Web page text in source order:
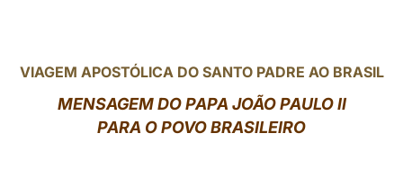
VIAGEM APOSTÓLICA DO SANTO PADRE AO BRASIL
MENSAGEM DO PAPA JOÃO PAULO II
PARA O POVO BRASILEIRO